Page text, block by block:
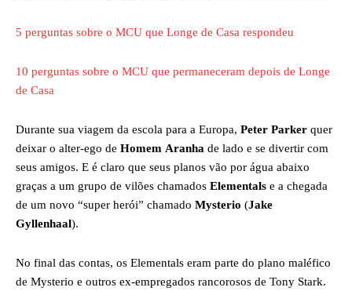
5 perguntas sobre o MCU que Longe de Casa respondeu
10 perguntas sobre o MCU que permaneceram depois de Longe
de Casa
Durante sua viagem da escola para a Europa, Peter Parker quer
deixar o alter-ego de Homem Aranha de lado e se divertir com
seus amigos. E é claro que seus planos vão por água abaixo
graças a um grupo de vilões chamados Elementals e a chegada
de um novo “super herói” chamado Mysterio (Jake
Gyllenhaal).
No final das contas, os Elementals eram parte do plano maléfico
de Mysterio e outros ex-empregados rancorosos de Tony Stark.